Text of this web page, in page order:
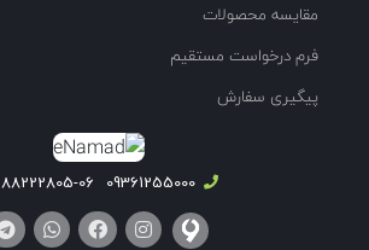
مقایسه محصولات
فرم درخواست مستقیم
پیگیری سفارش
09361255000
88222805-06 - 021